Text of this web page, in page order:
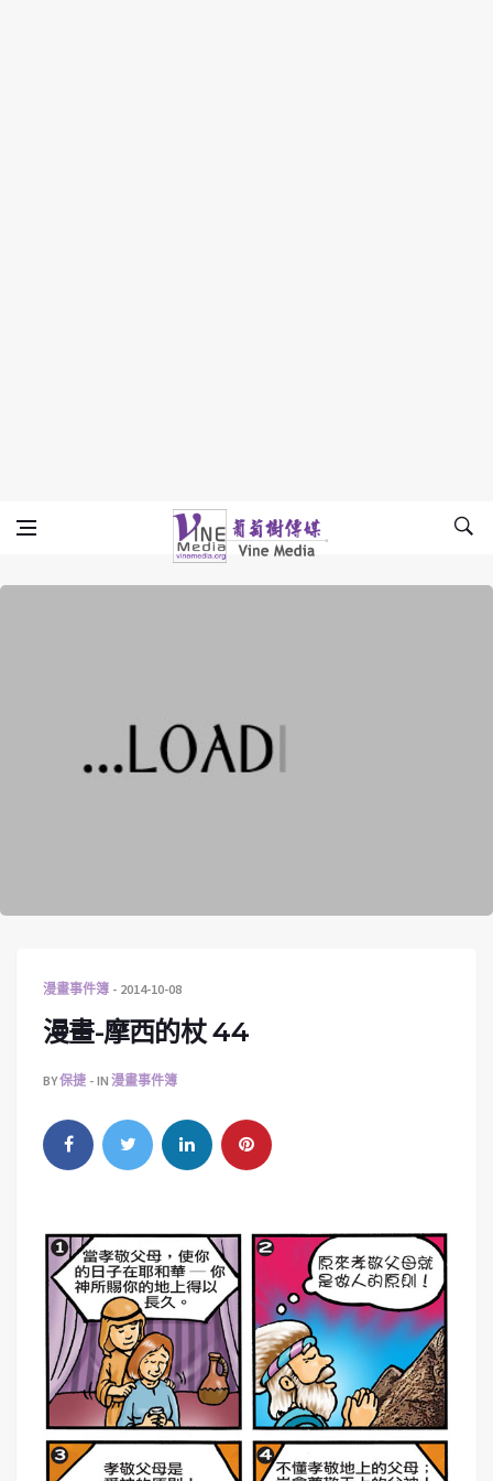
Vine Media
葡萄樹傳媒
漫畫事件簿 2014-10-08
漫畫-摩西的杖 44
BY保捷 IN 漫畫事件簿